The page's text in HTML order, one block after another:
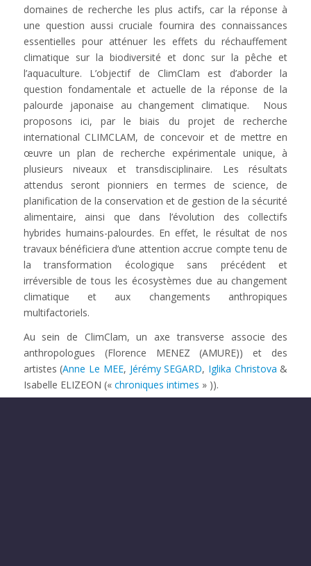
domaines de recherche les plus actifs, car la réponse à
une question aussi cruciale fournira des connaissances
essentielles pour atténuer les effets du réchauffement
climatique sur la biodiversité et donc sur la pêche et
l’aquaculture. L’objectif de ClimClam est d’aborder la
question fondamentale et actuelle de la réponse de la
palourde japonaise au changement climatique. Nous
proposons ici, par le biais du projet de recherche
international CLIMCLAM, de concevoir et de mettre en
œuvre un plan de recherche expérimentale unique, à
plusieurs niveaux et transdisciplinaire. Les résultats
attendus seront pionniers en termes de science, de
planification de la conservation et de gestion de la sécurité
alimentaire, ainsi que dans l’évolution des collectifs
hybrides humains-palourdes. En effet, le résultat de nos
travaux bénéficiera d’une attention accrue compte tenu de
la transformation écologique sans précédent et
irréversible de tous les écosystèmes due au changement
climatique et aux changements anthropiques
multifactoriels.
Au sein de ClimClam, un axe transverse associe des
anthropologues (Florence MENEZ (AMURE)) et des
artistes (Anne Le MEE, Jérémy SEGARD, Iglika Christova &
Isabelle ELIZEON (« chroniques intimes » )).